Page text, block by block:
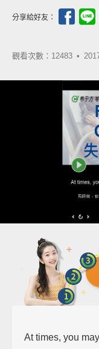
分享給好友：
觀看次數：12483 •
At times, you may